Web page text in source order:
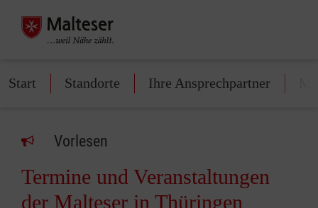
Start Standorte Ihre Ansprechpartner
Vorlesen
Termine und Veranstaltungen
der Malteser in Thüringen